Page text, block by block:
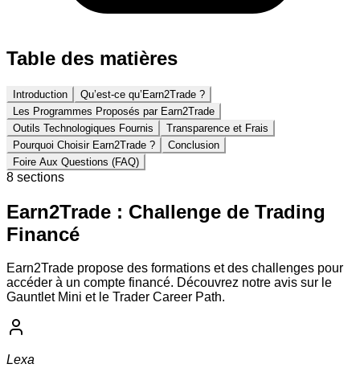
Table des matières
Introduction
Qu’est-ce qu’Earn2Trade ?
Les Programmes Proposés par Earn2Trade
Outils Technologiques Fournis
Transparence et Frais
Pourquoi Choisir Earn2Trade ?
Conclusion
Foire Aux Questions (FAQ)
8 sections
Earn2Trade : Challenge de Trading
Financé
Earn2Trade propose des formations et des challenges pour
accéder à un compte financé. Découvrez notre avis sur le
Gauntlet Mini et le Trader Career Path.
Lexa